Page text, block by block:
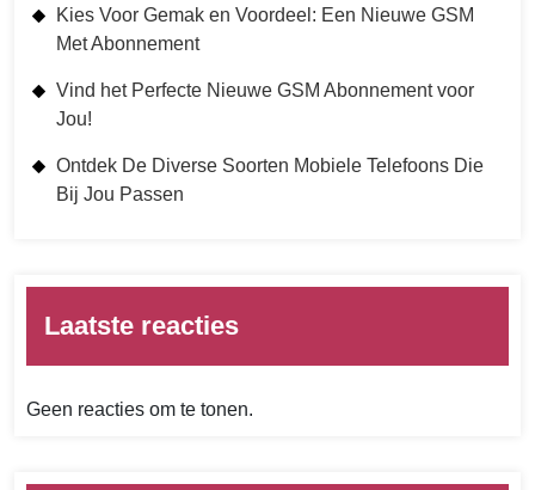
Kies Voor Gemak en Voordeel: Een Nieuwe GSM
Met Abonnement
Vind het Perfecte Nieuwe GSM Abonnement voor
Jou!
Ontdek De Diverse Soorten Mobiele Telefoons Die
Bij Jou Passen
Laatste reacties
Geen reacties om te tonen.